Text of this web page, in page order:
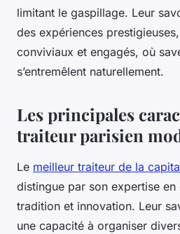
limitant le gaspillage. Leur
des expériences
conviviaux et engagés, où
s’entremêlent naturellement.
Les principales
traiteur parisien
Le meilleur traiteur de la
distingue par son expertise
tradition et innovation. Leur
une capacité à organiser